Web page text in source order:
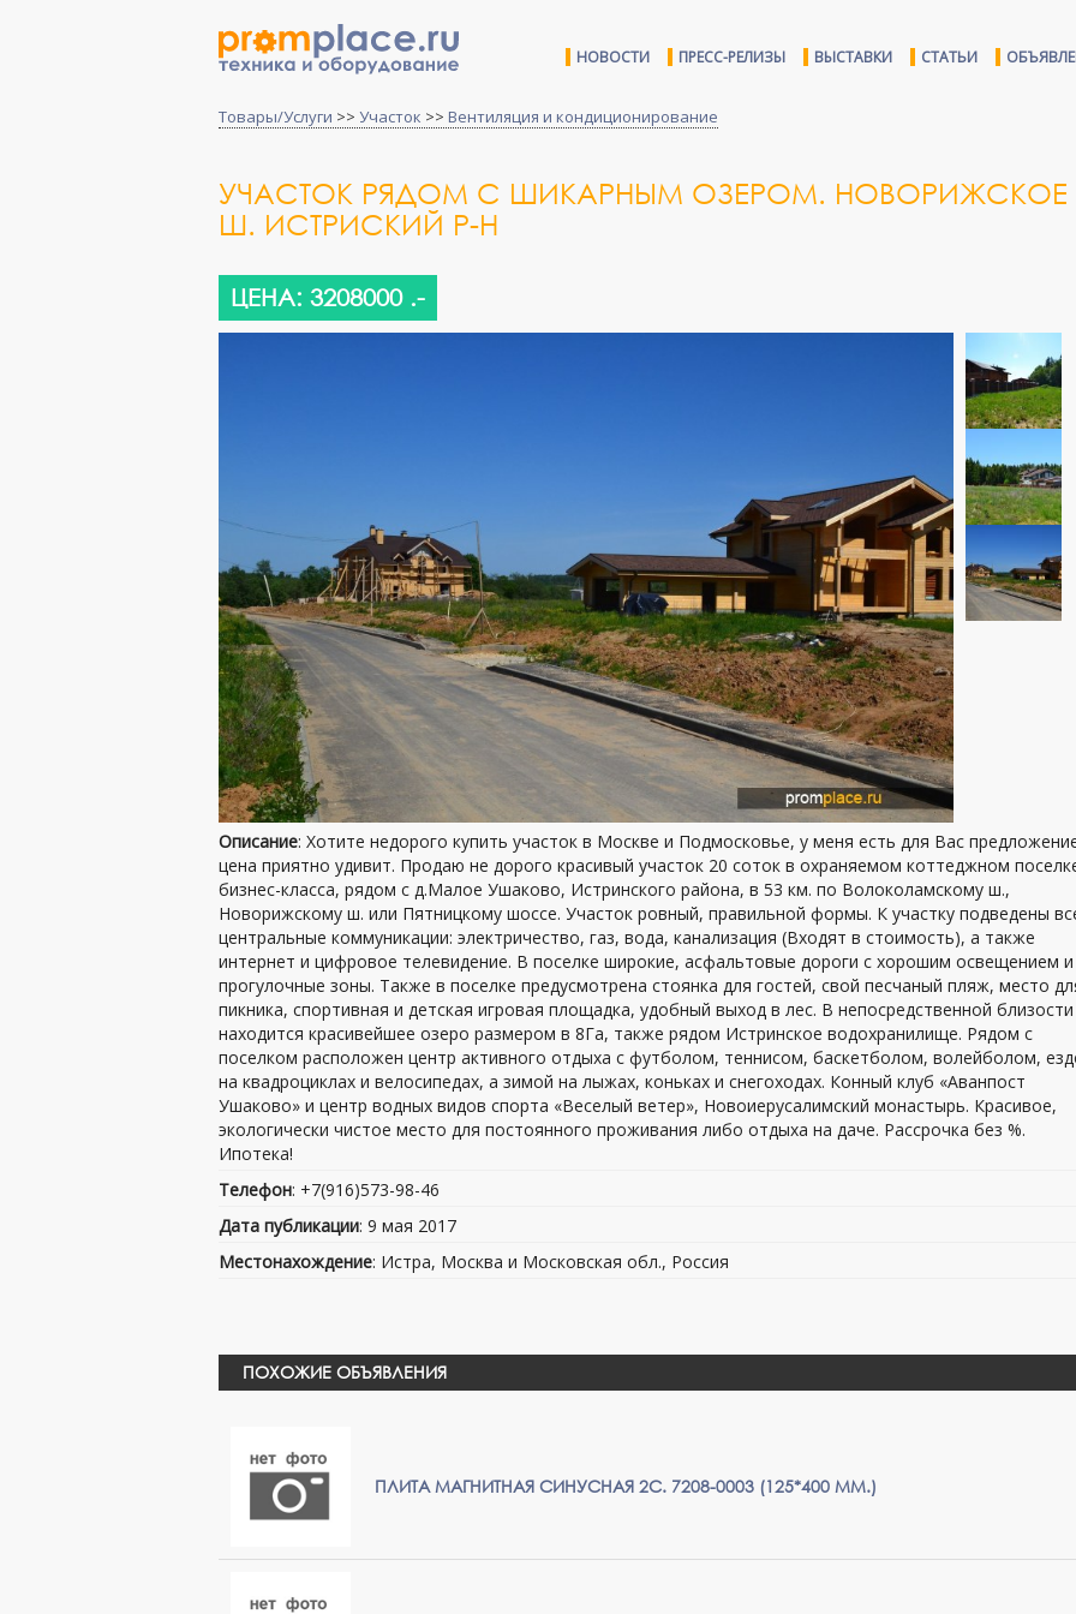
НОВОСТИ ПРЕСС-РЕЛИЗЫ ВЫСТАВКИ СТАТЬИ
Товары/Услуги >> Участок >> Вентиляция и кондиционирование
УЧАСТОК РЯДОМ С ШИКАРНЫМ ОЗЕРОМ. НОВОРИЖСКОЕ
Ш. ИСТРИСКИЙ Р-Н
ЦЕНА: 3208000 .-
Описание: Хотите недорого купить участок в Москве и Подмосковье, у меня есть для Вас
цена приятно удивит. Продаю не дорого красивый участок 20 соток в охраняемом коттеджном
бизнес-класса, рядом с д.Малое Ушаково, Истринского района, в 53 км. по Волоколамскому ш.,
Новорижскому ш. или Пятницкому шоссе. Участок ровный, правильной формы. К участку подведены
центральные коммуникации: электричество, газ, вода, канализация (Входят в стоимость), а также
интернет и цифровое телевидение. В поселке широкие, асфальтовые дороги с хорошим освещением и
прогулочные зоны. Также в поселке предусмотрена стоянка для гостей, свой песчаный пляж, место
пикника, спортивная и детская игровая площадка, удобный выход в лес. В непосредственной близости
находится красивейшее озеро размером в 8Га, также рядом Истринское водохранилище. Рядом с
поселком расположен центр активного отдыха с футболом, теннисом, баскетболом, волейболом,
на квадроциклах и велосипедах, а зимой на лыжах, коньках и снегоходах. Конный клуб «Аванпост
Ушаково» и центр водных видов спорта «Веселый ветер», Новоиерусалимский монастырь. Красивое,
экологически чистое место для постоянного проживания либо отдыха на даче. Рассрочка без %.
Ипотека!
Телефон: +7(916)573-98-46
Дата публикации: 9 мая 2017
Местонахождение: Истра, Москва и Московская обл., Россия
ПОХОЖИЕ ОБЪЯВЛЕНИЯ
ПЛИТА МАГНИТНАЯ СИНУСНАЯ 2С. 7208-0003 (125*400 ММ.)